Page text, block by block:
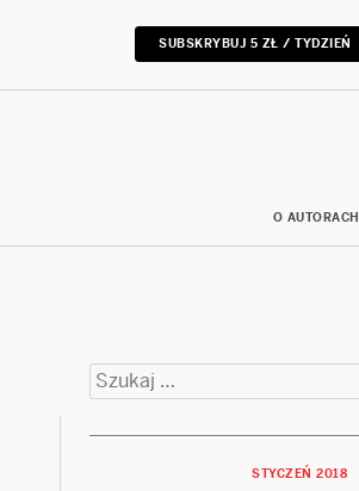
SUBSKRYBUJ 5 ZŁ / TYDZIEŃ
O AUTORACH
Szukaj:
STYCZEŃ 2018